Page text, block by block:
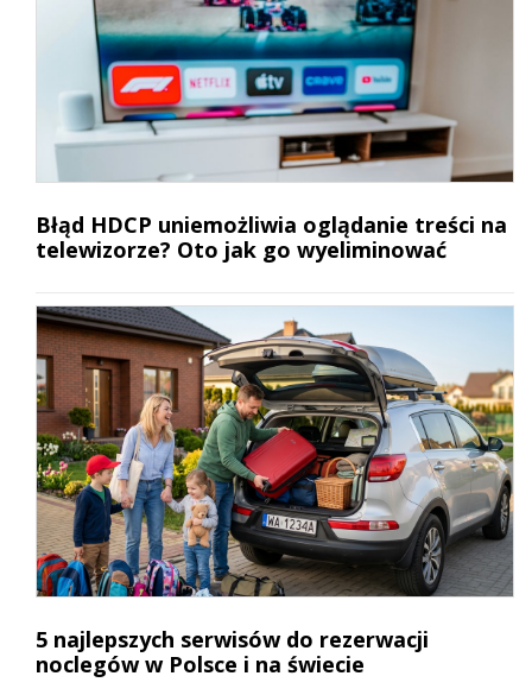
Błąd HDCP uniemożliwia oglądanie treści na
telewizorze? Oto jak go wyeliminować
5 najlepszych serwisów do rezerwacji
noclegów w Polsce i na świecie